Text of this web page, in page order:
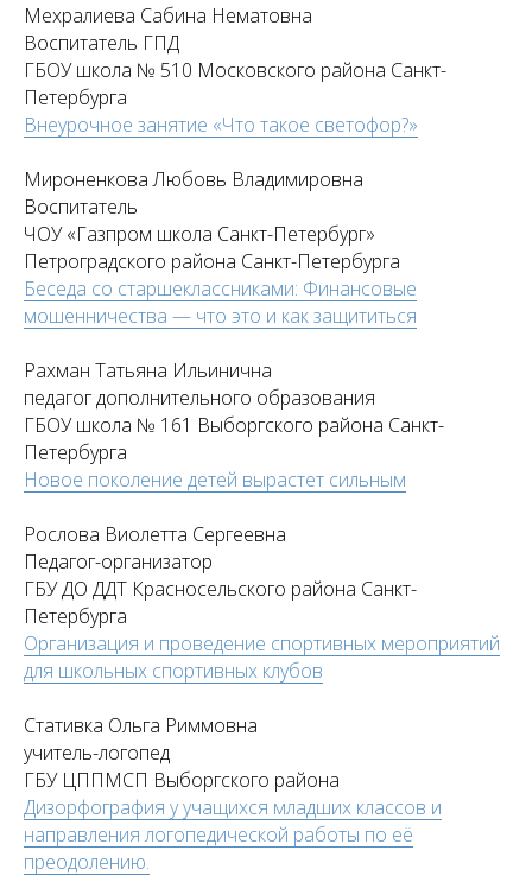
Мехралиева Сабина Нематовна
Воспитатель ГПД
ГБОУ школа № 510 Московского района Санкт-
Петербурга
Внеурочное занятие «Что такое светофор?»
Мироненкова Любовь Владимировна
Воспитатель
ЧОУ «Газпром школа Санкт-Петербург»
Петроградского района Санкт-Петербурга
Беседа со старшеклассниками: Финансовые
мошенничества — что это и как защититься
Рахман Татьяна Ильинична
педагог дополнительного образования
ГБОУ школа № 161 Выборгского района Санкт-
Петербурга
Новое поколение детей вырастет сильным
Рослова Виолетта Сергеевна
Педагог-организатор
ГБУ ДО ДДТ Красносельского района Санкт-
Петербурга
Организация и проведение спортивных мероприятий
для школьных спортивных клубов
Стативка Ольга Риммовна
учитель-логопед
ГБУ ЦППМСП Выборгского района
Дизорфография у учащихся младших классов и
направления логопедической работы по её
преодолению.